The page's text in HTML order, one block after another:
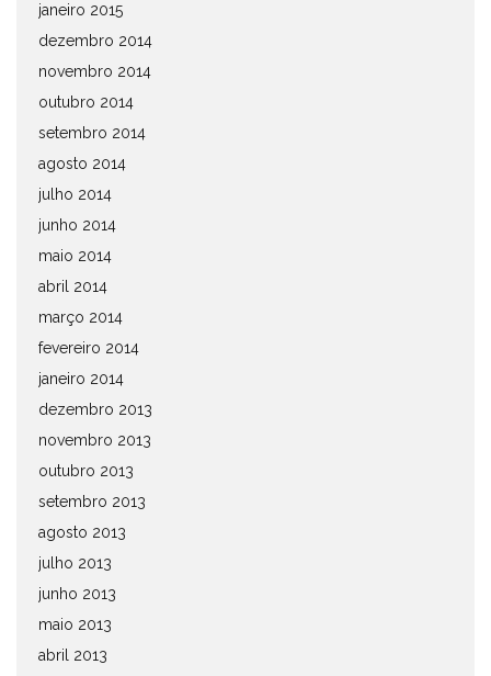
janeiro 2015
dezembro 2014
novembro 2014
outubro 2014
setembro 2014
agosto 2014
julho 2014
junho 2014
maio 2014
abril 2014
março 2014
fevereiro 2014
janeiro 2014
dezembro 2013
novembro 2013
outubro 2013
setembro 2013
agosto 2013
julho 2013
junho 2013
maio 2013
abril 2013